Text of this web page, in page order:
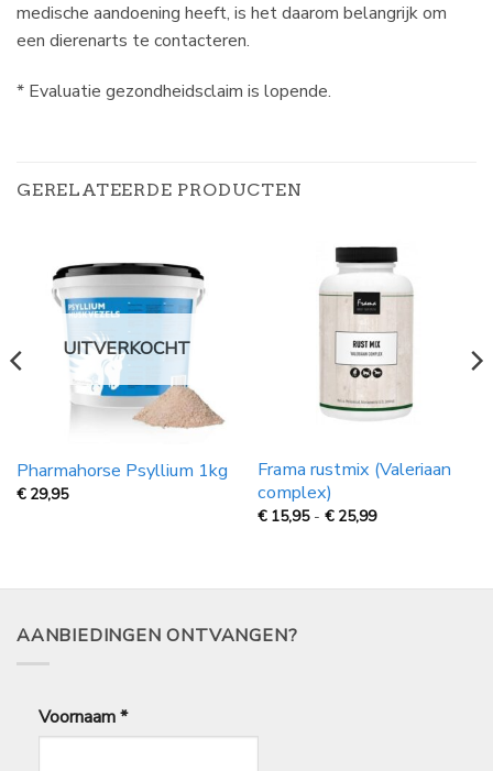
medische aandoening heeft, is het daarom belangrijk om
een dierenarts te contacteren.
* Evaluatie gezondheidsclaim is lopende.
GERELATEERDE PRODUCTEN
UITVERKOCHT
Pharmahorse Psyllium 1kg
€ 29,95
Frama rustmix (Valeriaan
complex)
€ 15,95 - € 25,99Prijsklasse:
25,99
AANBIEDINGEN ONTVANGEN?
Voornaam*